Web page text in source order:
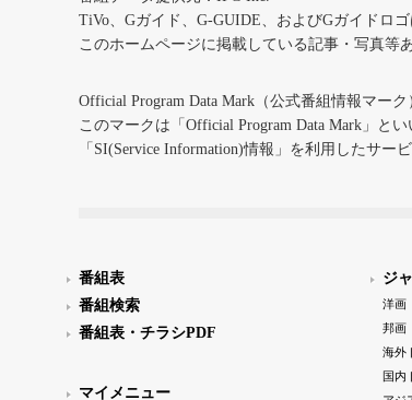
TiVo、Gガイド、G-GUIDE、およびGガイドロ
このホームページに掲載している記事・写真等
Official Program Data Mark（公式番組情報マーク
このマークは「Official Program Data Mark」と
「SI(Service Information)情報」を利用したサー
番組表
番組検索
番組表・チラシPDF
マイメニュー
ジ
洋画
邦画
海外
国内